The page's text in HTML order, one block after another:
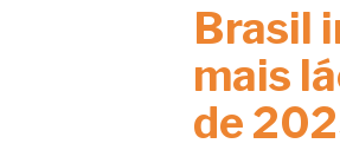
Brasil
mais
de